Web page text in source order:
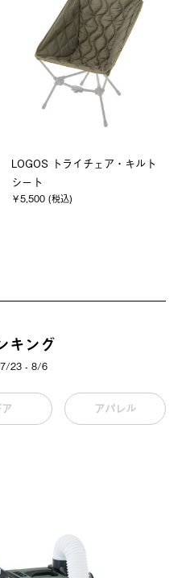
LOGOS トライチェア・キルト
シート
￥5,500 (税込)
キング
7/23 - 8/6
アパレル